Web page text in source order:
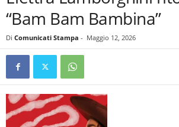
“Bam Bam Bambina”
Di Comunicati Stampa - Maggio 12, 2026